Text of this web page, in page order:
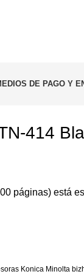
DE PAGO Y
414
páginas) está
Konica Minolta